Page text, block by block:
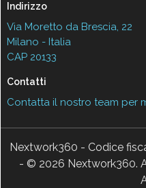
Indirizzo
Via Moretto da Brescia, 22
Milano - Italia
CAP 20133
Contatti
Contatta il nostro team per
Nextwork360 - Codice
- © 2026 Nextwork360.